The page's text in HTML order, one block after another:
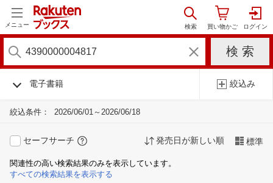
メニュー
電子書籍 絞込み
絞込条件： 2026/06/01～2026/06/18
セーフサーチ 発売日が新しい順 標準
関連性の高い検索結果のみを表示しています。
すべての検索結果を表示する